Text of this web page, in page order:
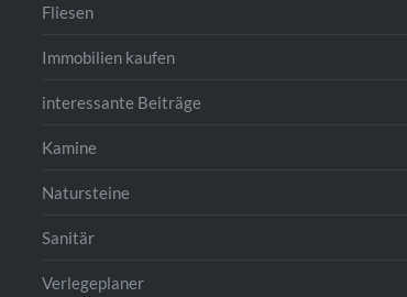
Fliesen
Immobilien kaufen
interessante Beiträge
Kamine
Natursteine
Sanitär
Verlegeplaner